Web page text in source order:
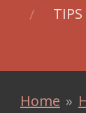
TIPS
Home »